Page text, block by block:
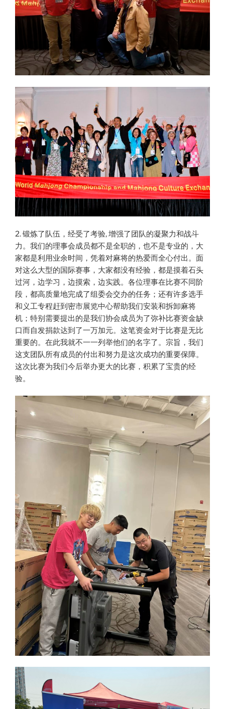
2. 锻炼了队伍，经受了考验, 增强了团队的凝聚力和战斗
力。我们的理事会成员都不是全职的，也不是专业的，大
家都是利用业余时间，凭着对麻将的热爱而全心付出。面
对这么大型的国际赛事，大家都没有经验，都是摸着石头
过河，边学习，边摸索，边实践。各位理事在比赛不同阶
段，都高质量地完成了组委会交办的任务；还有许多选手
和义工专程赶到密市展览中心帮助我们安装和拆卸麻将
机；特别需要提出的是我们协会成员为了弥补比赛资金缺
口而自发捐款达到了一万加元。这笔资金对于比赛是无比
重要的。在此我就不一一列举他们的名字了。宗旨，我们
这支团队所有成员的付出和努力是这次成功的重要保障。
这次比赛为我们今后举办更大的比赛，积累了宝贵的经
验。